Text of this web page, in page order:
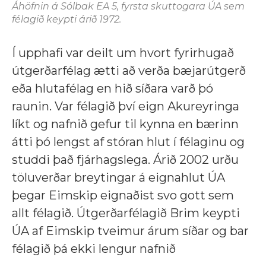
Áhöfnin á Sólbak EA 5, fyrsta skuttogara ÚA sem
félagið keypti árið 1972.
Í upphafi var deilt um hvort fyrirhugað
útgerðarfélag ætti að verða bæjarútgerð
eða hlutafélag en hið síðara varð þó
raunin. Var félagið því eign Akureyringa
líkt og nafnið gefur til kynna en bærinn
átti þó lengst af stóran hlut í félaginu og
studdi það fjárhagslega. Árið 2002 urðu
töluverðar breytingar á eignahlut ÚA
þegar Eimskip eignaðist svo gott sem
allt félagið. Útgerðarfélagið Brim keypti
ÚA af Eimskip tveimur árum síðar og bar
félagið þá ekki lengur nafnið